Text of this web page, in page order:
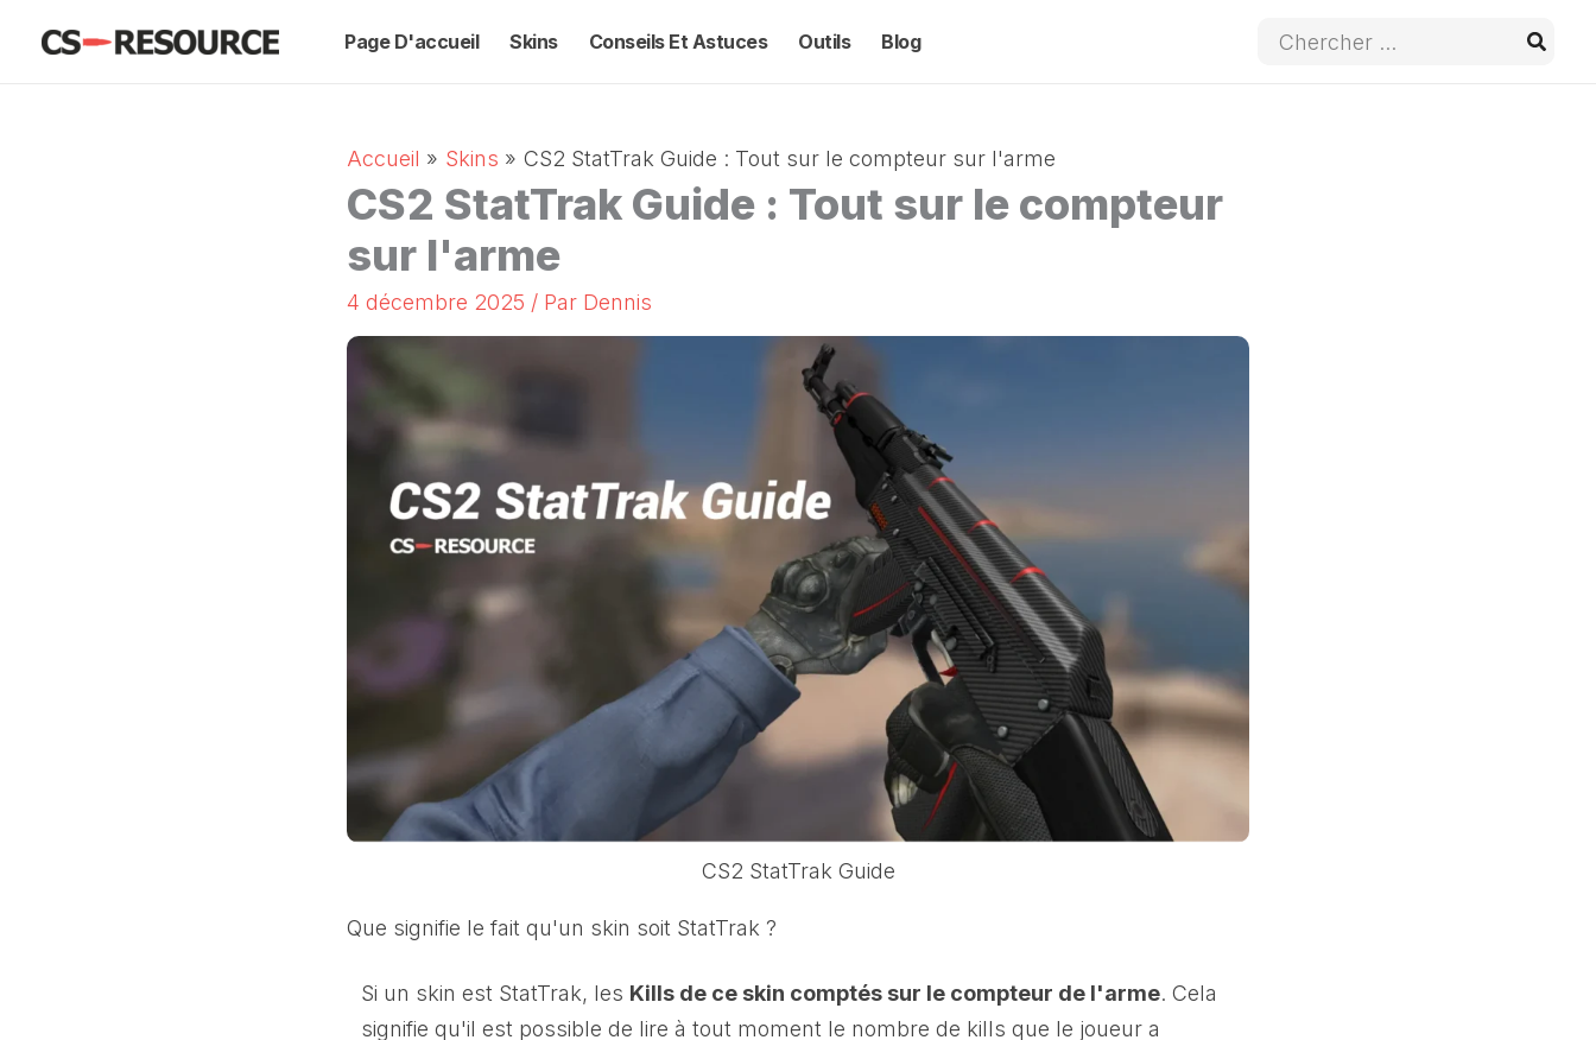
Page D'accueil Skins Conseils Et Astuces Outils Blog
Recherche
de
Accueil Skins CS2 StatTrak Guide : Tout sur le compteur sur l'arme
CS2 StatTrak Guide : Tout sur le compteur
sur l'arme
4 décembre 2025 / Par Dennis
CS2 StatTrak Guide
Que signifie le fait qu'un skin soit StatTrak ?
Si un skin est StatTrak, les Kills de ce skin comptés sur le compteur de l'arme. Cela
signifie qu'il est possible de lire à tout moment le nombre de kills que le joueur a